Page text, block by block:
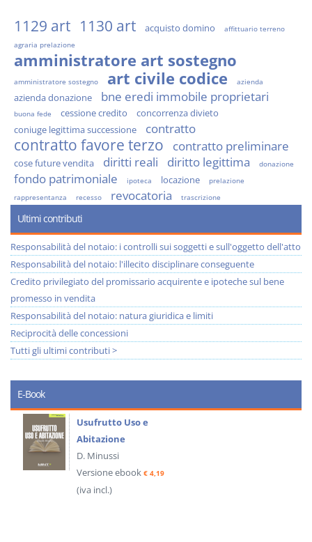
1129 art 1130 art acquisto domino
affittuario terreno
agraria prelazione
amministratore art sostegno
amministratore sostegno art civile codice azienda
azienda donazione bne eredi immobile proprietari
buona fede cessione credito
concorrenza divieto
coniuge legittima successione
contratto
contratto favore terzo contratto preliminare
cose future vendita diritti reali diritto legittima donazione
fondo patrimoniale ipoteca locazione
prelazione
rappresentanza
recesso revocatoria trascrizione
Ultimi contributi
Responsabilità del notaio: i controlli sui soggetti e sull'oggetto dell'atto
Responsabilità del notaio: l'illecito disciplinare conseguente
Credito privilegiato del promissario acquirente e ipoteche sul bene
promesso in vendita
Responsabilità del notaio: natura giuridica e limiti
Reciprocità delle concessioni
Tutti gli ultimi contributi >
E-Book
Usufrutto Uso e
Abitazione
D. Minussi
Versione ebook € 4,19
(iva incl.)